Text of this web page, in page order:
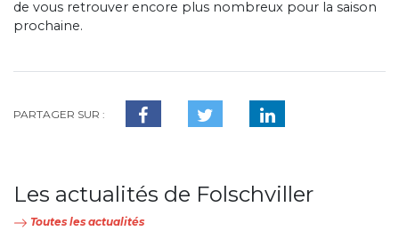
de vous retrouver encore plus nombreux pour la saison
prochaine.
PARTAGER SUR :
Les actualités de Folschviller
Toutes les actualités